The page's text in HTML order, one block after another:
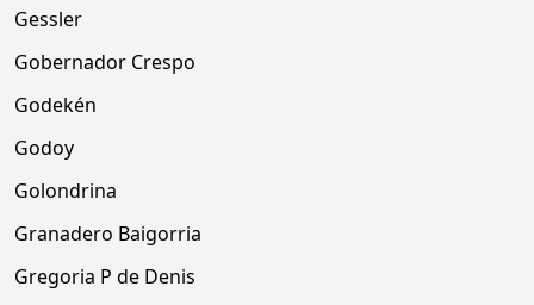
Gessler
Gobernador Crespo
Godekén
Godoy
Golondrina
Granadero Baigorria
Gregoria P de Denis